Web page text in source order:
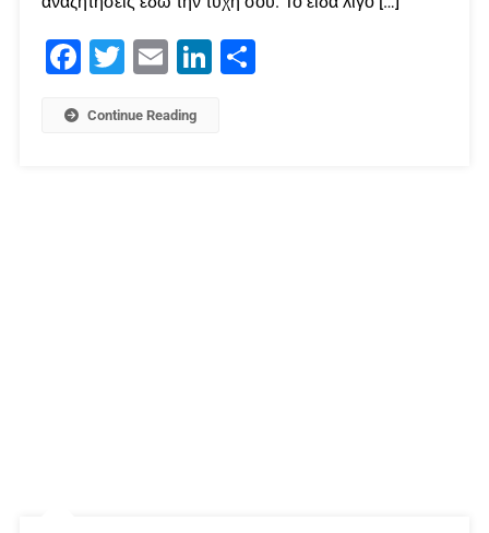
Facebook
Twitter Email LinkedIn
Continue Reading